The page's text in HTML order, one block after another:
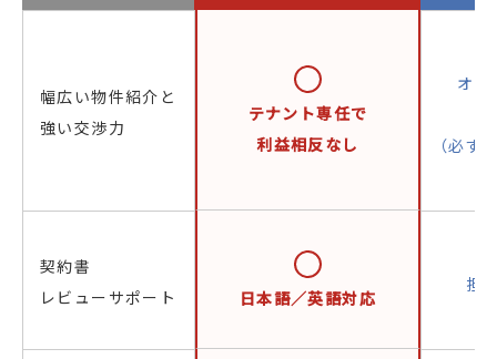
幅広い物件紹介と
強い交渉力
テナント専任で
利益相反なし
オー
（必ず
契約書
レビューサポート
日本語／英語対応
担